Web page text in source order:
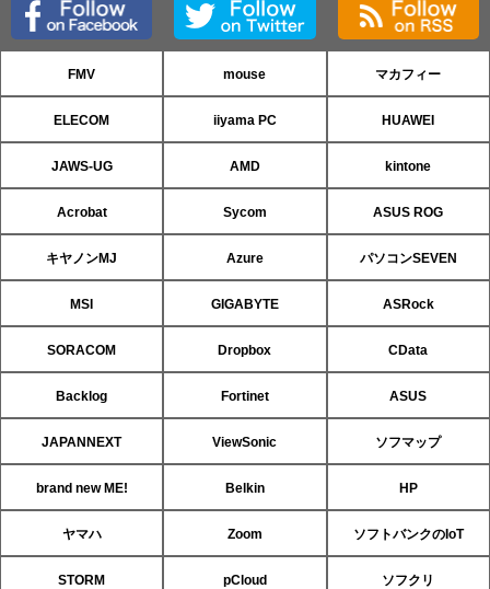
FMV mouse マカフィー
ELECOM iiyama PC HUAWEI
JAWS-UG AMD kintone
Acrobat Sycom ASUS ROG
キヤノンMJ Azure パソコンSEVEN
MSI GIGABYTE ASRock
SORACOM Dropbox CData
Backlog Fortinet ASUS
JAPANNEXT ViewSonic ソフマップ
brand new ME! Belkin HP
ヤマハ Zoom ソフトバンクのIoT
STORM pCloud ソフクリ